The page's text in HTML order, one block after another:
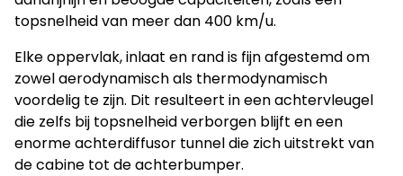
topsnelheid van meer dan 400 km/u.
Elke oppervlak, inlaat en rand is fijn afgestemd om
zowel aerodynamisch als thermodynamisch
voordelig te zijn. Dit resulteert in een achtervleugel
die zelfs bij topsnelheid verborgen blijft en een
enorme achterdiffusor tunnel die zich uitstrekt van
de cabine tot de achterbumper.